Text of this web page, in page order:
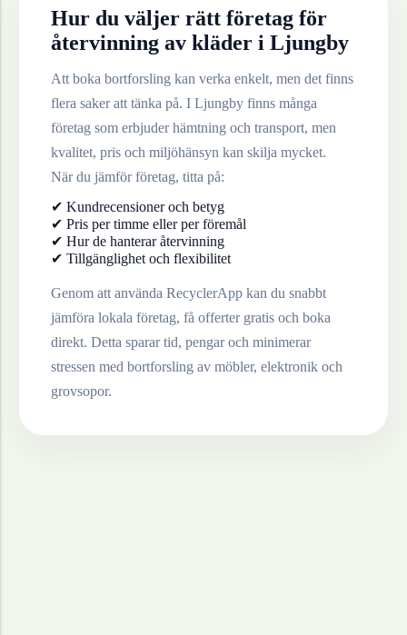
Hur du väljer rätt företag för
återvinning av kläder i Ljungby
Att boka bortforsling kan verka enkelt, men det finns
flera saker att tänka på. I Ljungby finns många
företag som erbjuder hämtning och transport, men
kvalitet, pris och miljöhänsyn kan skilja mycket.
När du jämför företag, titta på:
✔ Kundrecensioner och betyg
✔ Pris per timme eller per föremål
✔ Hur de hanterar återvinning
✔ Tillgänglighet och flexibilitet
Genom att använda RecyclerApp kan du snabbt
jämföra lokala företag, få offerter gratis och boka
direkt. Detta sparar tid, pengar och minimerar
stressen med bortforsling av möbler, elektronik och
grovsopor.